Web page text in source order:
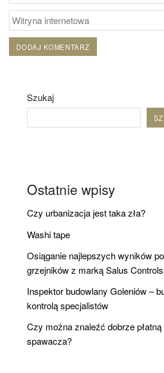
Szukaj
Ostatnie wpisy
Czy urbanizacja jest taka zła?
Washi tape
Osiąganie najlepszych wyników
grzejników z marką Salus Controls
Inspektor budowlany Goleniów –
kontrolą specjalistów
Czy można znaleźć dobrze
spawacza?